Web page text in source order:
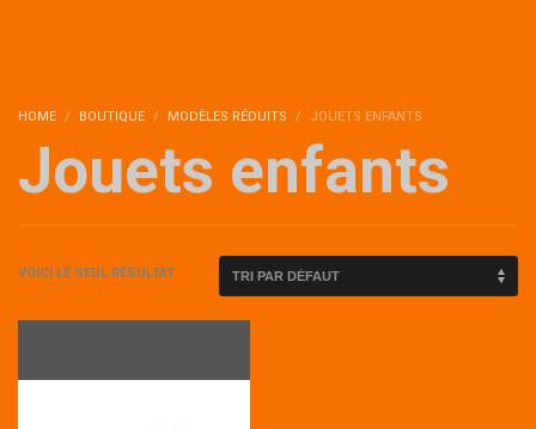
HOME BOUTIQUE MODÈLES RÉDUITS JOUETS ENFANTS
Jouets enfants
VOICI LE SEUL RÉSULTAT